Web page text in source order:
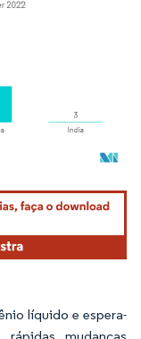
conforme CC BY 4.0.
líquido e espera-
mudanças